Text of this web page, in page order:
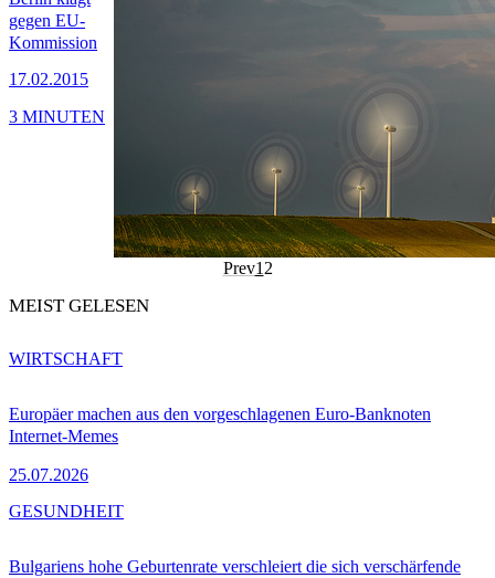
gegen EU-
Kommission
17.02.2015
3 MINUTEN
Prev1 2
MEIST GELESEN
Europäer machen aus den vorgeschlagenen Euro-Banknoten
Internet-Memes
25.07.2026
WIRTSCHAFT
Bulgariens hohe Geburtenrate verschleiert die sich verschärfende
GESUNDHEIT